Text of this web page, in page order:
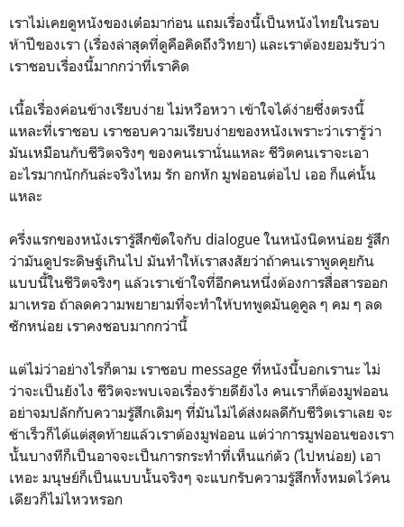
เราไม่เคยดูหนังของเต๋อมาก่อน แถมเรื่องนี้เป็นหนังไทยในรอบ
ห้าปีของเรา (เรื่องล่าสุดที่ดูคือคิดถึงวิทยา) และเราต้องยอมรับว่า
เราชอบเรื่องนี้มากกว่าที่เราคิด
เนื้อเรื่องค่อนข้างเรียบง่าย ไม่หวือหวา เข้าใจได้ง่ายซึ่งตรงนี้
แหละที่เราชอบ เราชอบความเรียบง่ายของหนังเพราะว่าเรารู้ว่า
มันเหมือนกับชีวิตจริงๆ ของคนเรานั่นแหละ ชีวิตคนเราจะเอา
อะไรมากนักกันล่ะจริงไหม รัก อกหัก มูฟออนต่อไป เออ ก็แค่นั้น
แหละ
ครึ่งแรกของหนังเรารู้สึกขัดใจกับ dialogue ในหนังนิดหน่อย รู้สึก
ว่ามันดูประดิษฐ์เกินไป มันทำให้เราสงสัยว่าถ้าคนเราพูดคุยกัน
แบบนี้ในชีวิตจริงๆ แล้วเราเข้าใจที่อีกคนหนึ่งต้องการสื่อสารออก
มาเหรอ ถ้าลดความพยายามที่จะทำให้บทพูดมันดูคูล ๆ คม ๆ ลด
ซักหน่อย เราคงชอบมากกว่านี้
แต่ไม่ว่าอย่างไรก็ตาม เราชอบ message ที่หนังนี้บอกเรานะ ไม่
ว่าจะเป็นยังไง ชีวิตจะพบเจอเรื่องร้ายดียังไง คนเราก็ต้องมูฟออน
อย่าจมปลักกับความรู้สึกเดิมๆ ที่มันไม่ได้ส่งผลดีกับชีวิตเราเลย จะ
ช้าเร็วก็ได้แต่สุดท้ายแล้วเราต้องมูฟออน แต่ว่าการมูฟออนของเรา
นั้นบางทีก็เป็นอาจจะเป็นการกระทำที่เห็นแก่ตัว (ไปหน่อย) เอา
เหอะ มนุษย์ก็เป็นแบบนั้นจริงๆ จะแบกรับความรู้สึกทั้งหมดไว้คน
เดียวก็ไม่ไหวหรอก